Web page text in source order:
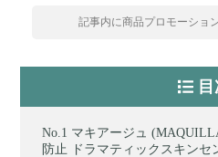
記事内に商品プロモーショ
マキアージュ
防止 ドラマティックスキンセ